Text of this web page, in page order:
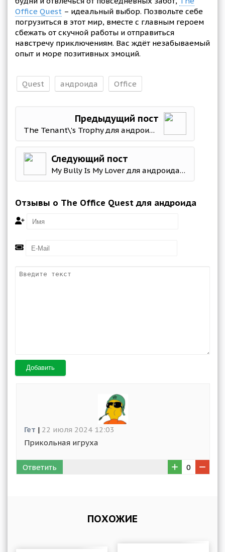
Office Quest – идеальный выбор. Позвольте себе
погрузиться в этот мир, вместе с главным героем
сбежать от скучной работы и отправиться
навстречу приключениям. Вас ждёт незабываемый
опыт и море позитивных эмоций.
Quest андроида Office
Предыдущий пост
The Tenant\'s Trophy для андроида +18
Следующий пост
My Bully Is My Lover для андроида +18
Отзывы о The Office Quest для андроида
Добавить
Гет | 22 июля 2024 12:03
Прикольная игруха
Ответить 0
ПОХОЖИЕ